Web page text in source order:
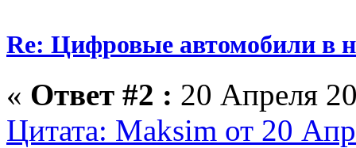
Re: Цифровые автомобили в
« Ответ #2 : 20 Апреля
Цитата: Maksim от 20